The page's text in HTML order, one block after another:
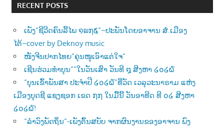
RECENT POSTS
ເພັງ”ຊີວີດຄົນລີ້ໄພ ໑໙໗໕”~ປະພັນໂດຍອາຈານ ສໍ.ເມືອງ
ໄຕ້~cover by Deknoy music
ໜັງຈີນປາກໄທຍ”ຄຸນໜູເອົາແຕ່ໃຈ”
ເຊີນຮ່ວມທຳບຸນ””ໃນວັນເສົາ ວັນທີ ໘ ສີງຫາ ໒໐໒໖
“ບຸນເຂົ້າພັນສາ ປະຈຳປີ ໒໐໒໖”ທີ່ວັດ ເວລຸວະນາຣາມ ແຫ່ງ
ເມືອງບຸດຊີ ແຊງຊອກ ເຂດ ໗໗ ໃນມື້ນີ້ ວັນອາທີດ ທີ ໐໒ ສີງຫາ
໒໐໒໖!
“ລຳວົງພັດຖິ່ນ“-ເພັງຕົ້ນສບັບ ຈາກຜົນງານຂອງອາຈານ ພົງ